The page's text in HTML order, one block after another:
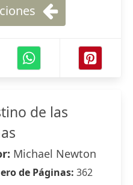
de las
Michael Newton
de Páginas: 362